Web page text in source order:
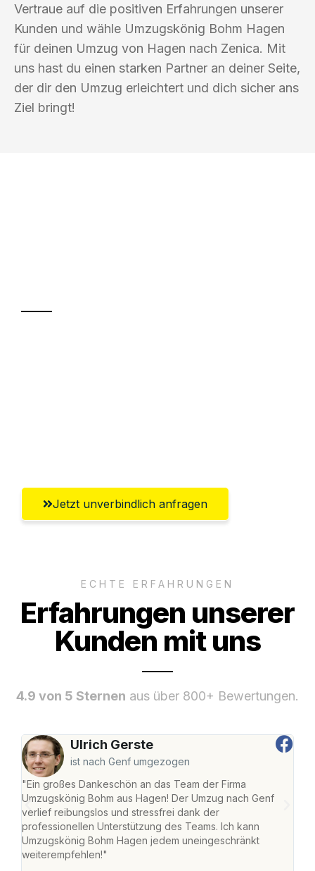
Vertraue auf die positiven Erfahrungen unserer
Kunden und wähle Umzugskönig Bohm Hagen
für deinen Umzug von Hagen nach Zenica. Mit
uns hast du einen starken Partner an deiner Seite,
der dir den Umzug erleichtert und dich sicher ans
Ziel bringt!
Jetzt unverbindlich anfragen
ECHTE ERFAHRUNGEN
Erfahrungen unserer
Kunden mit uns
4.9 von 5 Sternen aus über 800+ Bewertungen.
Ulrich Gerste
ist nach Genf umgezogen
"Ein großes Dankeschön an das Team der Firma
Umzugskönig Bohm aus Hagen! Der Umzug nach Genf
verlief reibungslos und stressfrei dank der
professionellen Unterstützung des Teams. Ich kann
Umzugskönig Bohm Hagen jedem uneingeschränkt
weiterempfehlen!"